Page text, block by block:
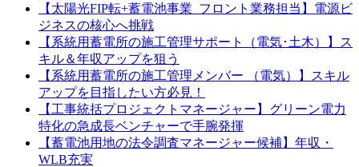
【太陽光FIP転+蓄電池事業_フロント業務担当】電源ビ
ジネスの核心へ挑戦
【系統用蓄電所の施工管理サポート（電気･土木）】ス
キル＆年収アップを狙う
【系統用蓄電所の施工管理メンバー （電気）】スキル
アップを目指したい方必見！
【工事統括プロジェクトマネージャー】グリーン電力
特化の急成長ベンチャーで手腕発揮
【蓄電池用地の法令調査マネージャー候補】年収・
WLB充実